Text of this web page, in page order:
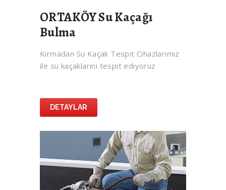
ORTAKÖY Su Kaçağı
Bulma
Kırmadan Su Kaçak Tespit Cihazlarımız
ile su kaçaklarını tespit ediyoruz
DETAYLAR